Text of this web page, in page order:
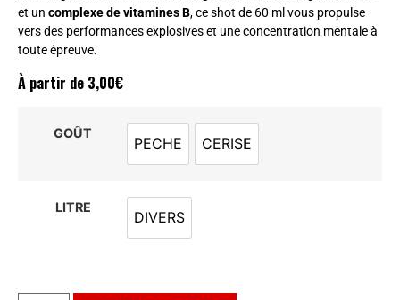
et un complexe de vitamines B, ce shot de 60 ml vous propulse
vers des performances explosives et une concentration mentale à
toute épreuve.
À partir de 3,00€
GOÛT
PECHE
PECHE
CERISE
CERISE
LITRE
DIVERS
DIVERS